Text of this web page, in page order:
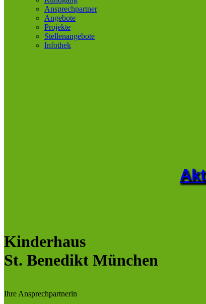
Ansprechpartner
Angebote
Projekte
Stellenangebote
Infothek
Kinderhaus
St. Benedikt München
Ihre Ansprechpartnerin